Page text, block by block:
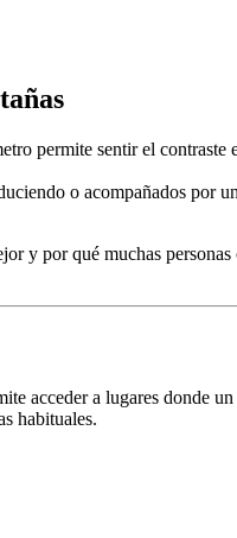
permite sentir el contraste
o acompañados por
y por qué muchas
acceder a lugares donde
habituales.